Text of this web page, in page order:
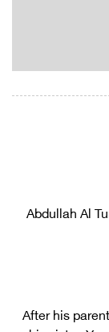
Abdullah Al
After his